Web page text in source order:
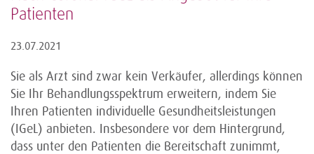
Patienten
23.07.2021
Sie als Arzt sind zwar kein Verkäufer, allerdings können
Sie Ihr Behandlungsspektrum erweitern, indem Sie
Ihren Patienten individuelle Gesundheitsleistungen
(IGeL) anbieten. Insbesondere vor dem Hintergrund,
dass unter den Patienten die Bereitschaft zunimmt,